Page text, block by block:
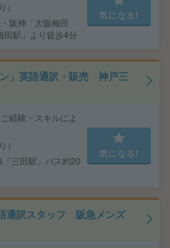
阪神「大阪梅田
田駅」より徒歩4分
気になる!
」英語通訳・販売 神戸三
経験・スキルによ
三田駅」バス約20
気になる!
通訳スタッフ 阪急メンズ